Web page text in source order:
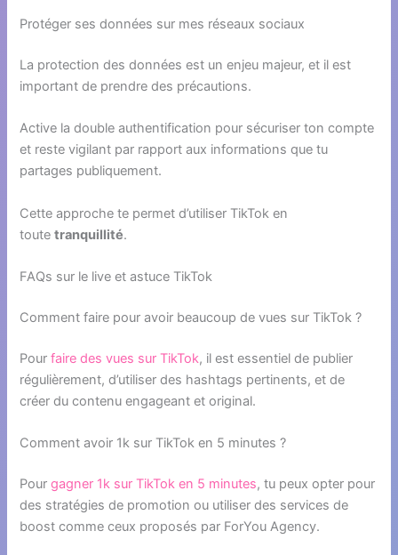
Protéger ses données sur mes réseaux sociaux
La protection des données est un enjeu majeur, et il est
important de prendre des précautions.
Active la double authentification pour sécuriser ton compte
et reste vigilant par rapport aux informations que tu
partages publiquement.
Cette approche te permet d’utiliser TikTok en
toutetranquillité.
FAQs sur le live et astuce TikTok
Comment faire pour avoir beaucoup de vues sur TikTok ?
Pourfaire des vues sur TikTok, il est essentiel de publier
régulièrement, d’utiliser des hashtags pertinents, et de
créer du contenu engageant et original.
Comment avoir 1k sur TikTok en 5 minutes ?
Pourgagner 1k sur TikTok en 5 minutes, tu peux opter pour
des stratégies de promotion ou utiliser des services de
boost comme ceux proposés par ForYou Agency.